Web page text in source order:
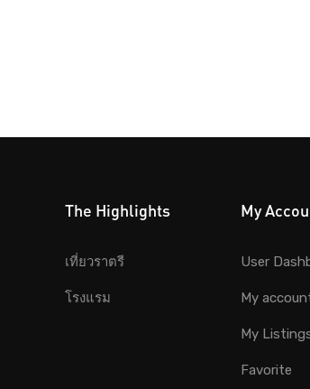
The Highlights
เที่ยวราตรี
โรงแรม
My
User
My
My
Favorite